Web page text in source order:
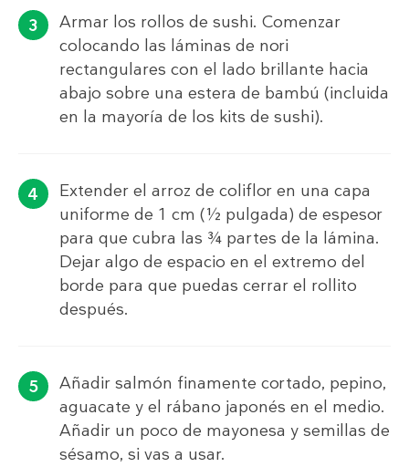
Armar los rollos de sushi. Comenzar
colocando las láminas de nori
rectangulares con el lado brillante hacia
abajo sobre una estera de bambú (incluida
en la mayoría de los kits de sushi).
Extender el arroz de coliflor en una capa
uniforme de 1 cm (½ pulgada) de espesor
para que cubra las ¾ partes de la lámina.
Dejar algo de espacio en el extremo del
borde para que puedas cerrar el rollito
después.
Añadir salmón finamente cortado, pepino,
aguacate y el rábano japonés en el medio.
Añadir un poco de mayonesa y semillas de
sésamo, si vas a usar.